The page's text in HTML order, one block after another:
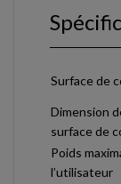
Surface de
Dimension
surface de
Poids
l’utilisateur